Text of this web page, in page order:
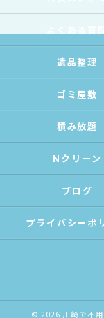
遺品整理
ゴミ屋敷
積み放題
Nクリーン
ブログ
プライバシーポ
© 2026 川崎で不用